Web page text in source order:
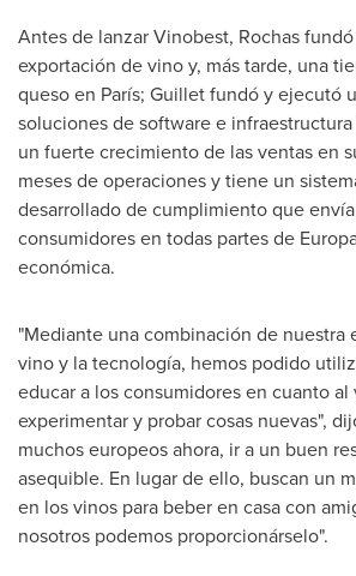
Antes de lanzar Vinobest, Rochas
exportación de vino y, más tarde, una
queso en París; Guillet fundó y ejecutó
soluciones de software e
un fuerte crecimiento de las ventas en
meses de operaciones y tiene un
desarrollado de cumplimiento que
consumidores en todas partes de
económica.
"Mediante una combinación de nuestra
vino y la tecnología, hemos podido
educar a los consumidores en cuanto al
experimentar y probar cosas nuevas",
muchos europeos ahora, ir a un buen
asequible. En lugar de ello, buscan un
en los vinos para beber en casa con
nosotros podemos proporcionárselo".